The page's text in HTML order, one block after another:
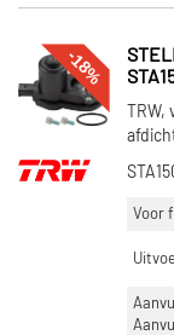
-18%
Voor